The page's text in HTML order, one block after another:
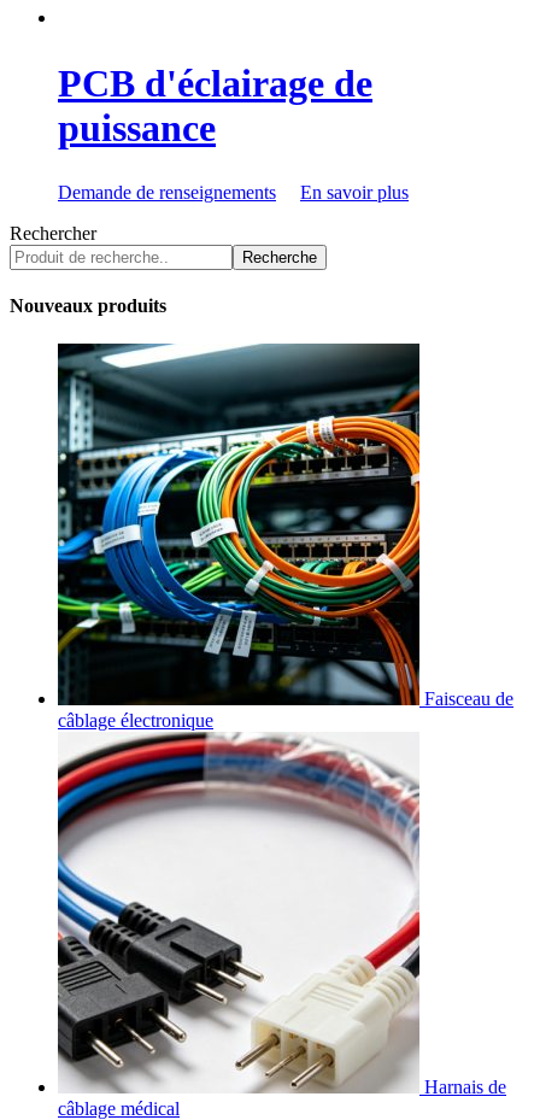
PCB d'éclairage de
puissance
Demande de renseignements
En savoir plus
Rechercher
Recherche
Nouveaux produits
Faisceau de
câblage électronique
Harnais de
câblage médical